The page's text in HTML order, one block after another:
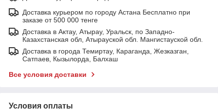
Доставка курьером по городу Астана Бесплатно при
заказе от 500 000 тенге
Доставка в Актау, Атырау, Уральск, по Западно-
Казахстанская обл, Атырауской обл. Мангистауской обл.
Доставка в города Темиртау, Караганда, Жезказган,
Сатпаев, Кызылорда, Балхаш
Все условия доставки
Условия оплаты